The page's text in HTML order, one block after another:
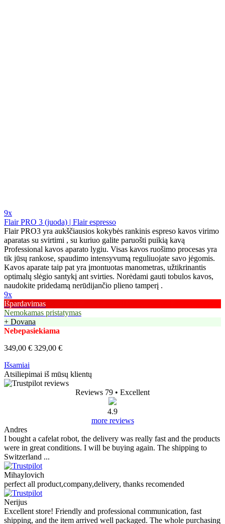
9x
Flair PRO 3 (juoda) | Flair espresso
Flair PRO3 yra aukščiausios kokybės rankinis espreso kavos virimo
aparatas su svirtimi , su kuriuo galite paruošti puikią kavą
Professional kavos aparato lygiu. Visas kavos ruošimo procesas yra
tik jūsų rankose, spaudimo intensyvumą reguliuojate savo jėgomis.
Kavos aparate taip pat yra įmontuotas manometras, užtikrinantis
optimalų slėgio santykį ant svirties. Norėdami gauti tobulos kavos,
naudokite pridedamą nerūdijančio plieno tamperį .
9x
Išpardavimas
Nemokamas pristatymas
+ Dovana
Nebepasiekiama
349,00 € 329,00 €
Išsamiai
Atsiliepimai iš mūsų klientų
Reviews 79 • Excellent
4.9
more reviews
Andres
I bought a cafelat robot, the delivery was really fast and the products
were in great conditions. I will be buying again. The shipping to
Switzerland ...
Mihaylovich
perfect all product,company,delivery, thanks recomended
Nerijus
Excellent store! Friendly and professional communication, fast
shipping, and the item arrived well packaged. The whole purchasing